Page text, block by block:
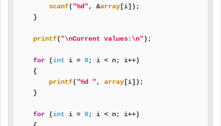
scanf("%d", &array [i]);
    }
printf("\nCurrent values:\n");
for (int i = 0; i < n; i++)
    {
printf("%d ", array [i]);
    }
for (int i = 0; i < n; i++)